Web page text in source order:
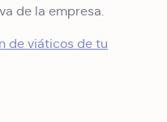
de la empresa.
de viáticos de tu